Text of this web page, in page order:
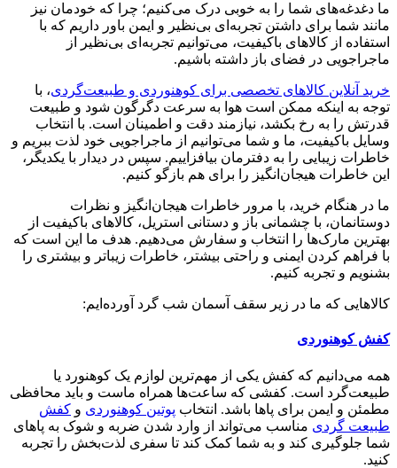
ما دغدغه‌های شما را به خوبی درک می‌کنیم؛ چرا که خودمان نیز
مانند شما برای داشتن تجربه‌ای بی‌نظیر و ایمن باور داریم که با
استفاده از کالاهای باکیفیت، می‌توانیم تجربه‌ای بی‌نظیر از
ماجراجویی در فضای باز داشته باشیم.
خرید آنلاین کالاهای تخصصی برای کوهنوردی و طبیعت‌گردی، با
توجه به اینکه ممکن است هوا به سرعت دگرگون شود و طبیعت
قدرتش را به رخ بکشد، نیازمند دقت و اطمینان است. با انتخاب
وسایل باکیفیت، ما و شما می‌توانیم از ماجراجویی خود لذت ببریم و
خاطرات زیبایی را به دفترمان بیافزاییم. سپس در دیدار با یکدیگر،
این خاطرات هیجان‌انگیز را برای هم بازگو کنیم.
ما در هنگام خرید، با مرور خاطرات هیجان‌انگیز و نظرات
دوستانمان، با چشمانی باز و دستانی استریل، کالاهای باکیفیت از
بهترین مارک‌ها را انتخاب و سفارش می‌دهیم. هدف ما این است که
با فراهم کردن ایمنی و راحتی بیشتر، خاطرات زیباتر و بیشتری را
بشنویم و تجربه کنیم.
کالاهایی که ما در زیر سقف آسمان شب گرد آورده‌ایم:
کفش کوهنوردی
همه می‌دانیم که کفش یکی از مهم‌ترین لوازم یک کوهنورد یا
طبیعت‌گرد است. کفشی که ساعت‌ها همراه ماست و باید محافظی
مطمئن و ایمن برای پاها باشد. انتخاب پوتین کوهنوردی و کفش
طبیعت گردی مناسب می‌تواند از وارد شدن ضربه و شوک به پاهای
شما جلوگیری کند و به شما کمک کند تا سفری لذت‌بخش را تجربه
کنید.